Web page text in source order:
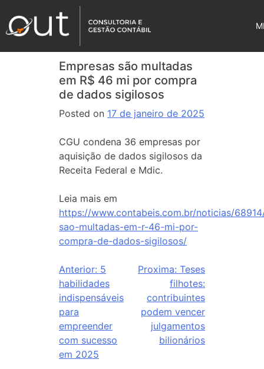
Empresas são multadas
em R$ 46 mi por compra
de dados sigilosos
Posted on 17 de janeiro de 2025
CGU condena 36 empresas por
aquisição de dados sigilosos da
Receita Federal e Mdic.
Leia mais em
https://www.contabeis.com.br/noticias/
sao-multadas-em-r-46-mi-por-
compra-de-dados-sigilosos/
Anterior: 5
habilidades
indispensáveis
para
empreender
com sucesso
em 2025
Proxima: Teses
filhotes:
contribuintes
podem vencer
julgamentos
bilionários